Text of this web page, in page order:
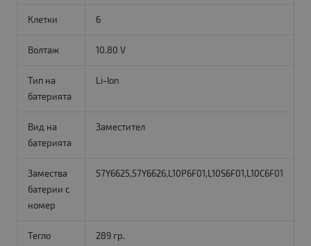
Клетки 6
Волтаж 10.80 V
Тип на
батерията
Li-Ion
Вид на
батерията
Заместител
Замества
батерии с
номер
57Y6625,57Y6626,L10P6F01,L10S6F01,L10C6F01
Тегло 289 гр.